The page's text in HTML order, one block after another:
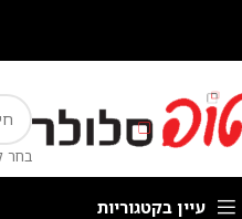
בחר
עיין בקטגוריות